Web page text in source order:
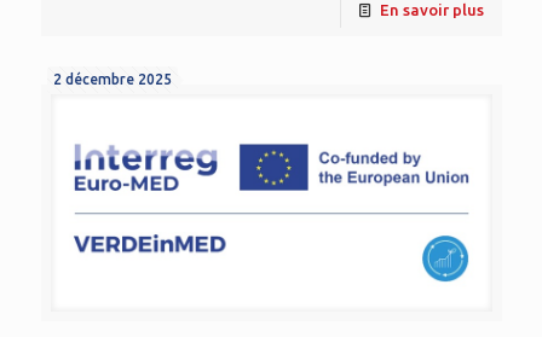
En savoir plus
2 décembre 2025